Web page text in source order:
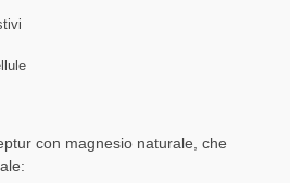
con magnesio naturale, che